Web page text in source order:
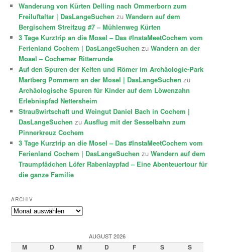
Wanderung von Kürten Delling nach Ommerborn zum
Freiluftaltar | DasLangeSuchen zuWandern auf dem
Bergischem Streifzug #7 – Mühlenweg Kürten
3 Tage Kurztrip an die Mosel – Das #InstaMeetCochem vom
Ferienland Cochem | DasLangeSuchen zuWandern an der
Mosel – Cochemer Ritterrunde
Auf den Spuren der Kelten und Römer im Archäologie-Park
Martberg Pommern an der Mosel | DasLangeSuchen zu
Archäologische Spuren für Kinder auf dem Löwenzahn
Erlebnispfad Nettersheim
Straußwirtschaft und Weingut Daniel Bach in Cochem |
DasLangeSuchen zuAusflug mit der Sesselbahn zum
Pinnerkreuz Cochem
3 Tage Kurztrip an die Mosel – Das #InstaMeetCochem vom
Ferienland Cochem | DasLangeSuchen zuWandern auf dem
Traumpfädchen Löfer Rabenlaypfad – Eine Abenteuertour für
die ganze Familie
ARCHIV
Archiv
AUGUST 2026
M D M D F S S